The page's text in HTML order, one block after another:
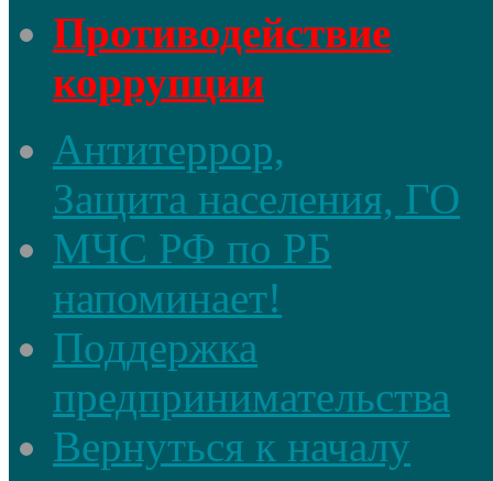
Противодействие
коррупции
Антитеррор,
Защита населения, ГО
МЧС РФ по РБ
напоминает!
Поддержка
предпринимательства
Вернуться к началу